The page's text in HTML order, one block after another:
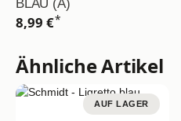
BLAU (A)
8,99 €*
Ähnliche Artikel
AUF LAGER